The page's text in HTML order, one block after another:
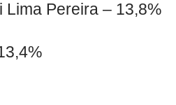
Lima Pereira – 13,8%